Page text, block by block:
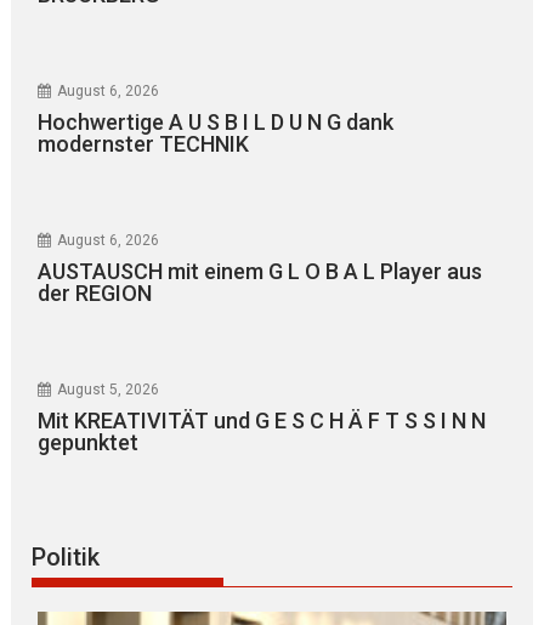
August 6, 2026
Hochwertige A U S B I L D U N G dank
modernster TECHNIK
August 6, 2026
AUSTAUSCH mit einem G L O B A L Player aus
der REGION
August 5, 2026
Mit KREATIVITÄT und G E S C H Ä F T S S I N N
gepunktet
Politik